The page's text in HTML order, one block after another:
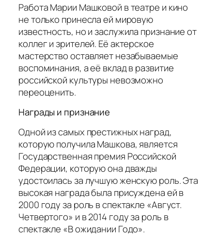
Работа Марии Машковой в театре и кино
не только принесла ей мировую
известность, но и заслужила признание от
коллег и зрителей. Её актерское
мастерство оставляет незабываемые
воспоминания, а её вклад в развитие
российской культуры невозможно
переоценить.
Награды и признание
Одной из самых престижных наград,
которую получила Машкова, является
Государственная премия Российской
Федерации, которую она дважды
удостоилась за лучшую женскую роль. Эта
высокая награда была присуждена ей в
2000 году за роль в спектакле «Август.
Четвертого» и в 2014 году за роль в
спектакле «В ожидании Годо».